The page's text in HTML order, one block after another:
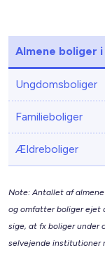
Almene boliger
Ungdomsboliger
Familieboliger
Ældreboliger
Note: Antallet af
og omfatter boliger ejet
sige, at fx boliger under
selvejende institutioner